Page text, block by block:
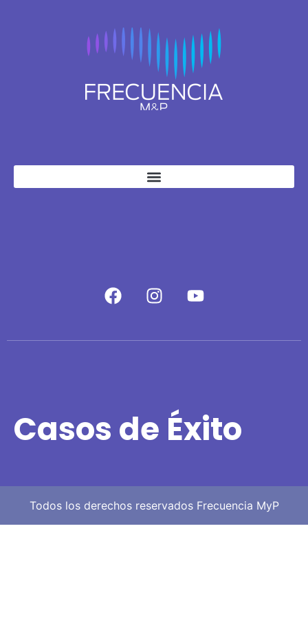
Casos de Éxito
Todos los derechos reservados Frecuencia MyP